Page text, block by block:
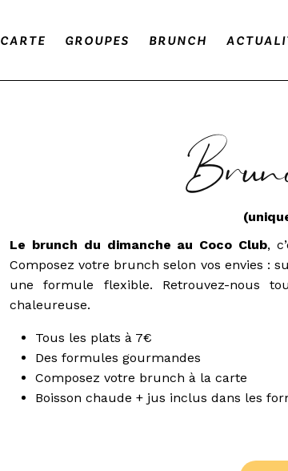
CARTE GROUPES BRUNCH
Le brunch du dimanche au Coco Club,
Composez votre brunch selon vos envies :
une formule flexible. Retrouvez-nous
chaleureuse.
Tous les plats à 7€
Des formules gourmandes
Composez votre brunch à la carte
Boisson chaude + jus inclus dans les